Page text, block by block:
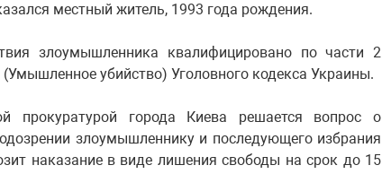
местный житель, 1993 года рождения.
злоумышленника квалифицировано по части 2
убийство) Уголовного кодекса Украины.
прокуратурой города Киева решается вопрос о
злоумышленнику и последующего избрания
наказание в виде лишения свободы на срок до 15